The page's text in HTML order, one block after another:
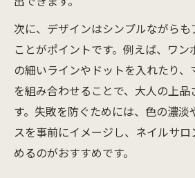
法
アンティークネイルが男
由
清潔感を演出するレッド
自然な指先美を叶えるア
イン
上品さと自信を両立するレッ
次に、デザインはシンプルながら
ことがポイントです。例えば、ワ
の細いラインやドットを入れたり
を組み合わせることで、大人の上
す。失敗を防ぐためには、色の濃
スを事前にイメージし、ネイルサ
めるのがおすすめです。